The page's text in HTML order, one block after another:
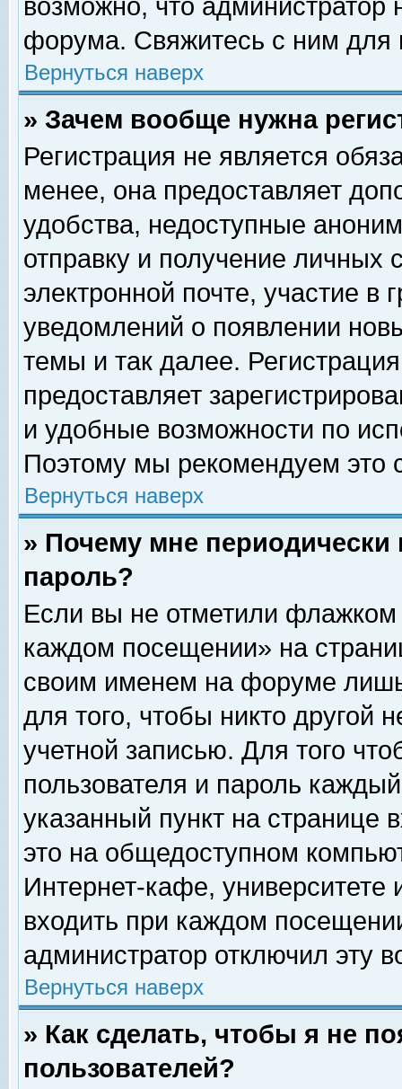
возможно, что
форума. Свяжитесь с ним для
Вернуться наверх
» Зачем вообще нужна
Регистрация не является
менее, она предоставляет
удобства, недоступные
отправку и получение личных
электронной почте, участие в
уведомлений о появлении
темы и так далее.
предоставляет
и удобные возможности по
Поэтому мы рекомендуем это
Вернуться наверх
» Почему мне
пароль?
Если вы не отметили флажком
каждом посещении» на
своим именем на форуме
для того, чтобы никто другой
учетной записью. Для того
пользователя и пароль
указанный пункт на
это на общедоступном
Интернет-кафе, университете
входить при каждом
администратор отключил эту
Вернуться наверх
» Как сделать, чтобы я не
пользователей?